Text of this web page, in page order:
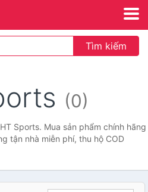
Tìm kiếm
(0)
Sports. Mua sản phẩm chính hãng
tận nhà miễn phí, thu hộ COD